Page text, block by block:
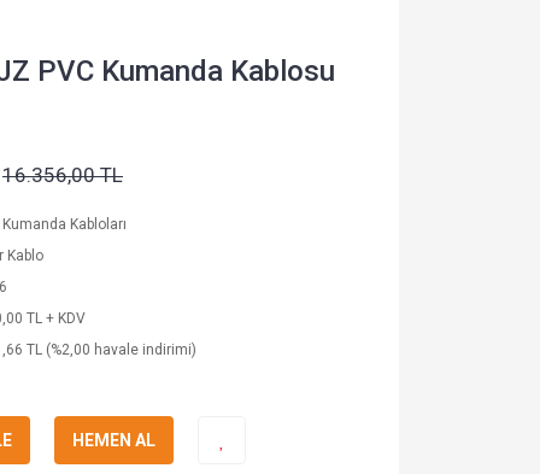
PVC Kumanda Kablosu
16.356,00 TL
Kumanda Kabloları
Kablo
TL + KDV
TL (%2,00 havale indirimi)
HEMEN AL